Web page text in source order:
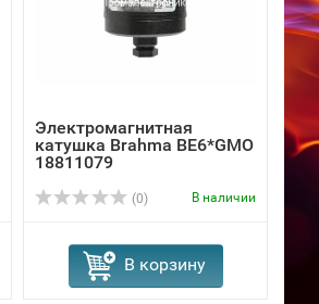
Электромагнитная
катушка Brahma BE6*GMO
18811079
(0) В наличии
В корзину